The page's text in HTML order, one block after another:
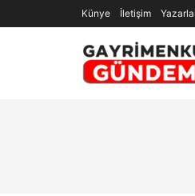
Künye İletişim